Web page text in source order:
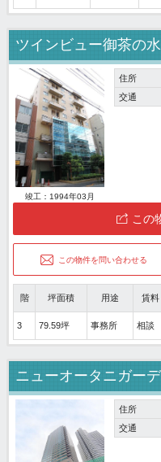
ツインビュー御茶の水
竣工：1994年03月
住所
交通
この
この物件を問い合わせる
階 坪面積 用途 賃料
3 79.59坪 事務所 相談
ニューオータニガー
住所
交通